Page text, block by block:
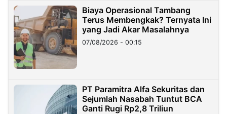
Biaya Operasional Tambang
Terus Membengkak? Ternyata Ini
yang Jadi Akar Masalahnya
07/08/2026 - 00:15
PT Paramitra Alfa Sekuritas dan
Sejumlah Nasabah Tuntut BCA
Ganti Rugi Rp2,8 Triliun